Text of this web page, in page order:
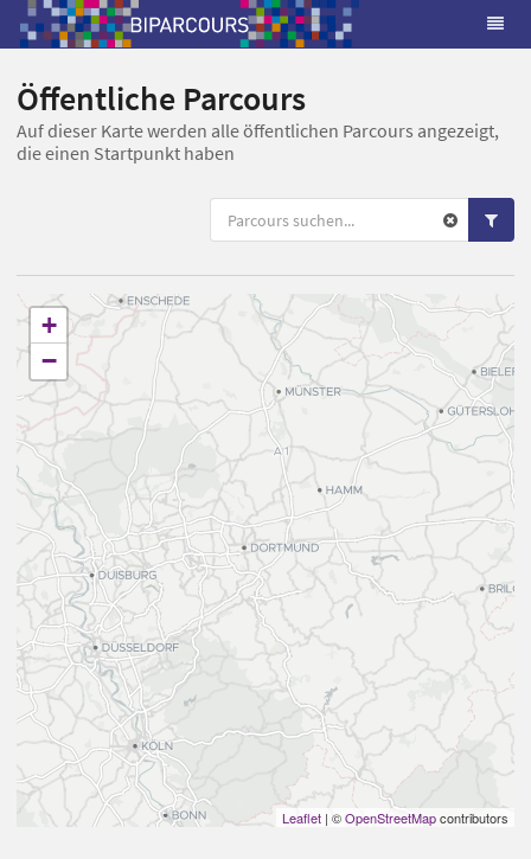
Öffentliche Parcours
Auf dieser Karte werden alle öffentlichen Parcours angezeigt,
die einen Startpunkt haben
+
−
Leaflet | ©OpenStreetMapcontributors